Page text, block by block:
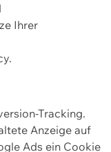
Ihrer
Tracking.
Anzeige auf
Ads ein Cookie